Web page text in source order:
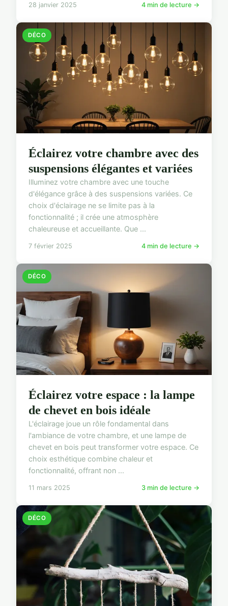
28 janvier 2025 4 min de lecture →
DÉCO
Éclairez votre chambre avec des
suspensions élégantes et variées
Illuminez votre chambre avec une touche
d'élégance grâce à des suspensions variées. Ce
choix d'éclairage ne se limite pas à la
fonctionnalité ; il crée une atmosphère
chaleureuse et accueillante. Que ...
7 février 2025 4 min de lecture →
DÉCO
Éclairez votre espace : la lampe
de chevet en bois idéale
L'éclairage joue un rôle fondamental dans
l'ambiance de votre chambre, et une lampe de
chevet en bois peut transformer votre espace. Ce
choix esthétique combine chaleur et
fonctionnalité, offrant non ...
11 mars 2025 3 min de lecture →
DÉCO